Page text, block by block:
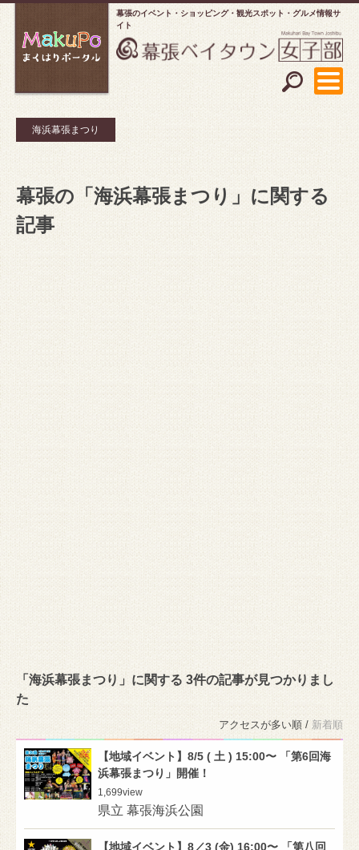
幕張のイベント・ショッピング
観光スポット・グルメ情報サ
イト
海浜幕張まつり
幕張の「海浜幕張まつり」に関する
記事
「海浜幕張まつり」に関する 3件の記事が見つかりまし
た
アクセスが多い順 / 新着順
【地域イベント】8/5 ( 土 ) 15:00〜 「第6回海
浜幕張まつり」開催！
1,699view
県立 幕張海浜公園
【地域イベント】8／3 (金) 16:00〜 「第八回